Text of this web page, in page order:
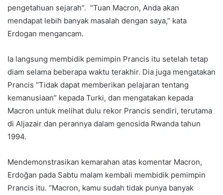
pengetahuan sejarah”. “Tuan Macron, Anda akan
mendapat lebih banyak masalah dengan saya,” kata
Erdogan mengancam.
Ia langsung membidik pemimpin Prancis itu setelah tetap
diam selama beberapa waktu terakhir. Dia juga mengatakan
Prancis “Tidak dapat memberikan pelajaran tentang
kemanusiaan” kepada Turki, dan mengatakan kepada
Macron untuk melihat dulu rekor Prancis sendiri, terutama
di Aljazair dan perannya dalam genosida Rwanda tahun
1994.
Mendemonstrasikan kemarahan atas komentar Macron,
Erdoğan pada Sabtu malam kembali membidik pemimpin
Prancis itu. “Macron, kamu sudah tidak punya banyak